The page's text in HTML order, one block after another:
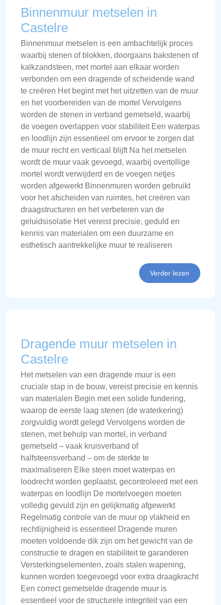
Binnenmuur metselen in
Castelre
Binnenmuur metselen is een ambachtelijk proces
waarbij stenen of blokken, doorgaans bakstenen of
kalkzandsteen, met mortel aan elkaar worden
verbonden om een dragende of scheidende wand
te creëren Het begint met het uitzetten van de muur
en het voorbereiden van de mortel Vervolgens
worden de stenen in verband gemetseld, waarbij
de voegen overlappen voor stabiliteit Een waterpas
en loodlijn zijn essentieel om ervoor te zorgen dat
de muur recht en verticaal blijft Na het metselen
wordt de muur vaak gevoegd, waarbij overtollige
mortel wordt verwijderd en de voegen netjes
worden afgewerkt Binnenmuren worden gebruikt
voor het afscheiden van ruimtes, het creëren van
draagstructuren en het verbeteren van de
geluidsisolatie Het vereist precisie, geduld en
kennis van materialen om een duurzame en
esthetisch aantrekkelijke muur te realiseren
Verder lezen
Dragende muur metselen in
Castelre
Het metselen van een dragende muur is een
cruciale stap in de bouw, vereist precisie en kennis
van materialen Begin met een solide fundering,
waarop de eerste laag stenen (de waterkering)
zorgvuldig wordt gelegd Vervolgens worden de
stenen, met behulp van mortel, in verband
gemetseld – vaak kruisverband of
halfsteensverband – om de sterkte te
maximaliseren Elke steen moet waterpas en
loodrecht worden geplaatst, gecontroleerd met een
waterpas en loodlijn De mortelvoegen moeten
volledig gevuld zijn en gelijkmatig afgewerkt
Regelmatig controle van de muur op vlakheid en
rechtlijnigheid is essentieel Dragende muren
moeten voldoende dik zijn om het gewicht van de
constructie te dragen en stabiliteit te garanderen
Versterkingselementen, zoals stalen wapening,
kunnen worden toegevoegd voor extra draagkracht
Een correct gemetselde dragende muur is
essentieel voor de structurele integriteit van een